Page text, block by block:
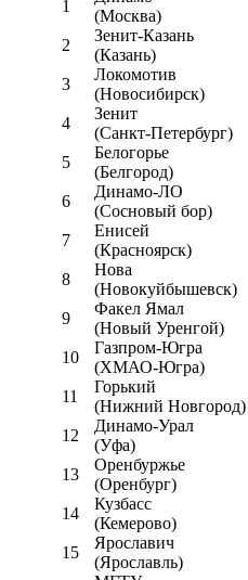
1
(Москва)
2
Зенит-Казань
(Казань)
3
Локомотив
(Новосибирск)
4
Зенит
(Санкт-Петербург)
5
Белогорье
(Белгород)
6
Динамо-ЛО
(Сосновый бор)
7
Енисей
(Красноярск)
8
Нова
(Новокуйбышевск)
9
Факел Ямал
(Новый Уренгой)
10
Газпром-Югра
(ХМАО-Югра)
11
Горький
(Нижний Новгород)
12
Динамо-Урал
(Уфа)
13
Оренбуржье
(Оренбург)
14
Кузбасс
(Кемерово)
15
Ярославич
(Ярославль)